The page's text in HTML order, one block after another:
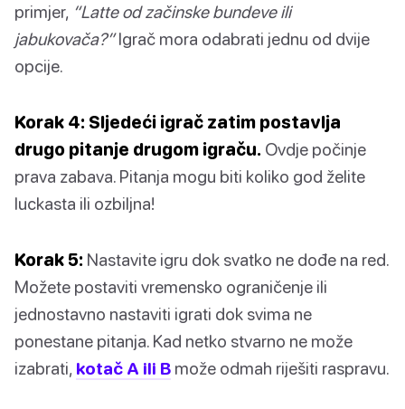
primjer, “Latte od začinske bundeve ili
jabukovača?”Igrač mora odabrati jednu od dvije
opcije.
Korak 4: Sljedeći igrač zatim postavlja
drugo pitanje drugom igraču. Ovdje počinje
prava zabava. Pitanja mogu biti koliko god želite
luckasta ili ozbiljna!
Korak 5: Nastavite igru dok svatko ne dođe na red.
Možete postaviti vremensko ograničenje ili
jednostavno nastaviti igrati dok svima ne
ponestane pitanja. Kad netko stvarno ne može
izabrati, kotač A ili B može odmah riješiti raspravu.